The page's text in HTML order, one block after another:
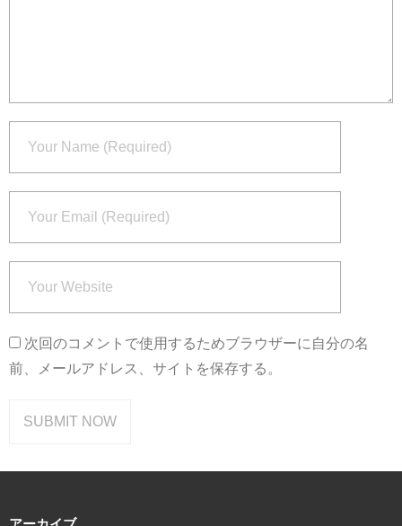
次回のコメントで使用するためブラウザーに自分の名
前、メールアドレス、サイトを保存する。